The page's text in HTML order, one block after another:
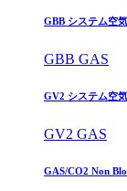
GBB システム空
GBB GAS
GV2 システム空
GV2 GAS
GAS/CO2 Non